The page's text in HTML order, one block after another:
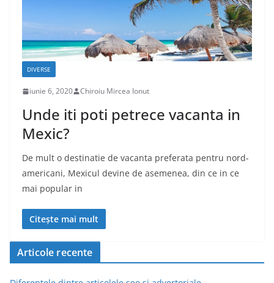
DIVERSE
iunie 6, 2020 Chiroiu Mircea Ionut
Unde iti poti petrece vacanta in
Mexic?
De mult o destinatie de vacanta preferata pentru nord-
americani, Mexicul devine de asemenea, din ce in ce
mai popular in
Citește mai mult
Articole recente